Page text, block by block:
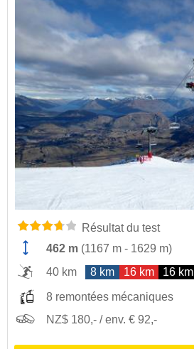
Résultat du test
462 m (1167 m - 1629 m)
40 km
8 km 16 km 16 km
8 remontées mécaniques
NZ$ 180,- / env. € 92,-